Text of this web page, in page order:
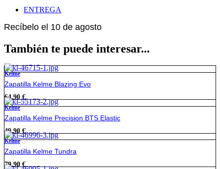
ENTREGA
Recíbelo el 10 de agosto
También te puede interesar...
Kelme
Zapatilla Kelme Blazing Evo
64,90 €
Kelme
Zapatilla Kelme Precision BTS Elastic
49,90 €
Kelme
Zapatilla Kelme Tundra
79,90 €